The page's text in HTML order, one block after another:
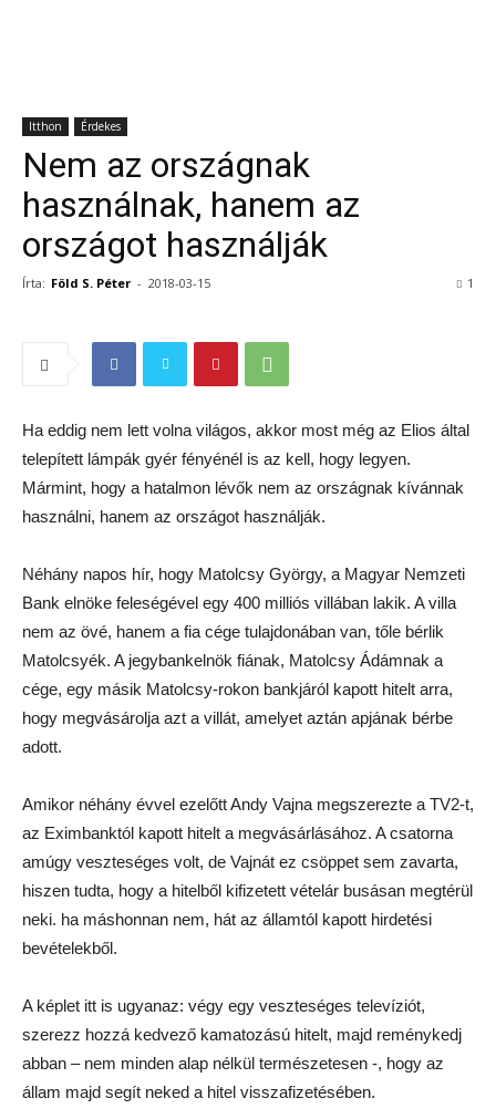
Itthon Érdekes
Nem az országnak
használnak, hanem az
országot használják
Írta: Föld S. Péter - 2018-03-15 1
Ha eddig nem lett volna világos, akkor most még az Elios által
telepített lámpák gyér fényénél is az kell, hogy legyen.
Mármint, hogy a hatalmon lévők nem az országnak kívánnak
használni, hanem az országot használják.
Néhány napos hír, hogy Matolcsy György, a Magyar Nemzeti
Bank elnöke feleségével egy 400 milliós villában lakik. A villa
nem az övé, hanem a fia cége tulajdonában van, tőle bérlik
Matolcsyék. A jegybankelnök fiának, Matolcsy Ádámnak a
cége, egy másik Matolcsy-rokon bankjáról kapott hitelt arra,
hogy megvásárolja azt a villát, amelyet aztán apjának bérbe
adott.
Amikor néhány évvel ezelőtt Andy Vajna megszerezte a TV2-t,
az Eximbanktól kapott hitelt a megvásárlásához. A csatorna
amúgy veszteséges volt, de Vajnát ez csöppet sem zavarta,
hiszen tudta, hogy a hitelből kifizetett vételár busásan megtérül
neki. ha máshonnan nem, hát az államtól kapott hirdetési
bevételekből.
A képlet itt is ugyanaz: végy egy veszteséges televíziót,
szerezz hozzá kedvező kamatozású hitelt, majd reménykedj
abban – nem minden alap nélkül természetesen -, hogy az
állam majd segít neked a hitel visszafizetésében.